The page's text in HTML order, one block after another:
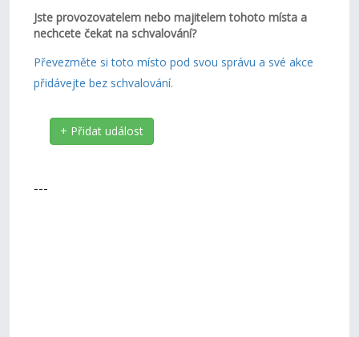
Jste provozovatelem nebo majitelem tohoto místa a
nechcete čekat na schvalování?
Převezměte si toto místo pod svou správu a své akce
přidávejte bez schvalování.
+ Přidat událost
---